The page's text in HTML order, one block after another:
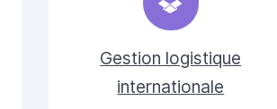
Gestion logistique
internationale